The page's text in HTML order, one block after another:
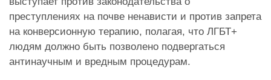
преступлениях на почве ненависти и против запрета
на конверсионную терапию, полагая, что ЛГБТ+
людям должно быть позволено подвергаться
антинаучным и вредным процедурам.